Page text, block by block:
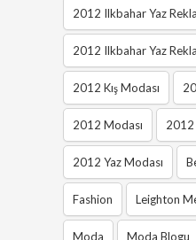
2012 Ilkbahar Yaz
2012 Ilkbahar Yaz
2012 Kış Modası
2012 Modası 2012
2012 Yaz Modası
Fashion Leighton
Moda Moda Blogu